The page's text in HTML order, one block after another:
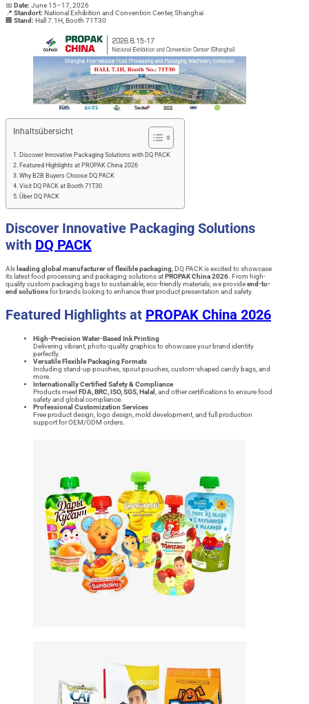
📅 Date: June 15–17, 2026
📍 Standort: National Exhibition and Convention Center, Shanghai
🏢 Stand: Hall 7.1H, Booth 71T30
Inhaltsübersicht
Discover Innovative Packaging Solutions with DQ PACK
Featured Highlights at PROPAK China 2026
Why B2B Buyers Choose DQ PACK
Visit DQ PACK at Booth 71T30
Über DQ PACK
Discover Innovative Packaging Solutions
with DQ PACK
Als leading global manufacturer of flexible packaging , DQ PACK is excited to showcase
its latest food processing and packaging solutions atPROPAK China 2026 . From high-
quality custom packaging bags to sustainable, eco-friendly materials, we provideend-to-
end solutionsfor brands looking to enhance their product presentation and safety.
Featured Highlights at PROPAK China 2026
High-Precision Water-Based Ink Printing
Delivering vibrant, photo-quality graphics to showcase your brand identity
perfectly.
Versatile Flexible Packaging Formats
Including stand-up pouches, spout pouches, custom-shaped candy bags, and
more.
Internationally Certified Safety & Compliance
Products meetFDA, BRC, ISO, SGS, Halal
, and other certifications to ensure food
safety and global compliance.
Professional Customization Services
Free product design, logo design, mold development, and full production
support for OEM/ODM orders.